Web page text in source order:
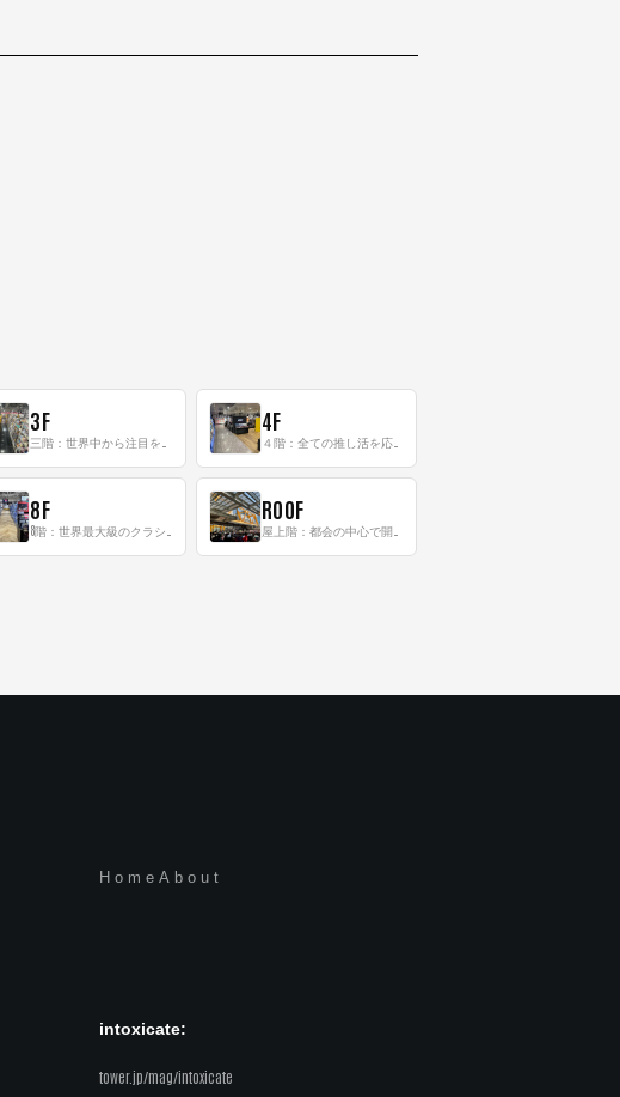
3F 4F
４階：全ての推し活を応援するフロア！
8F ROOF
Home About
intoxicate:
tower.jp/mag/intoxicate